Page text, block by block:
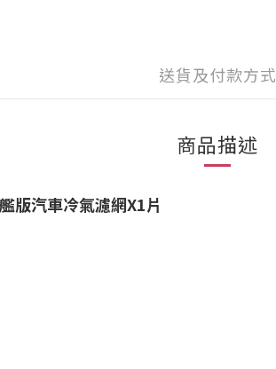
送貨及付款方式
商品描述
版汽車冷氣濾網X1片